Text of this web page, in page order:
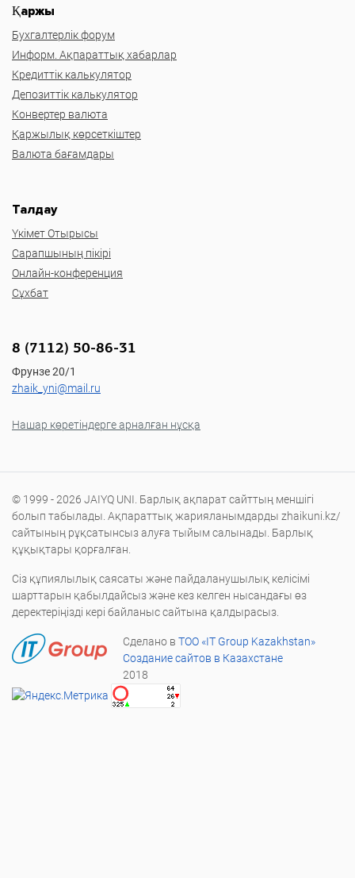
Қаржы
Бухгалтерлік форум
Информ. Ақпараттық хабарлар
Кредиттік калькулятор
Депозиттік калькулятор
Конвертер валюта
Қаржылық көрсеткіштер
Валюта бағамдары
Талдау
Үкімет Отырысы
Сарапшының пікірі
Онлайн-конференция
Сұхбат
8 (7112) 50-86-31
Фрунзе 20/1
zhaik_yni@mail.ru
Нашар көретіндерге арналған нұсқа
© 1999 - 2026 JAIYQ UNI. Барлық ақпарат сайттың меншігі
болып табылады. Ақпараттық жарияланымдарды zhaikuni.kz/
сайтының рұқсатынсыз алуға тыйым салынады. Барлық
құқықтары қорғалған.
Сіз құпиялылық саясаты және пайдаланушылық келісімі
шарттарын қабылдайсыз және кез келген нысандағы өз
деректеріңізді кері байланыс сайтына қалдырасыз.
Сделано в ТОО «IT Group Kazakhstan»
Создание сайтов в Казахстане
2018